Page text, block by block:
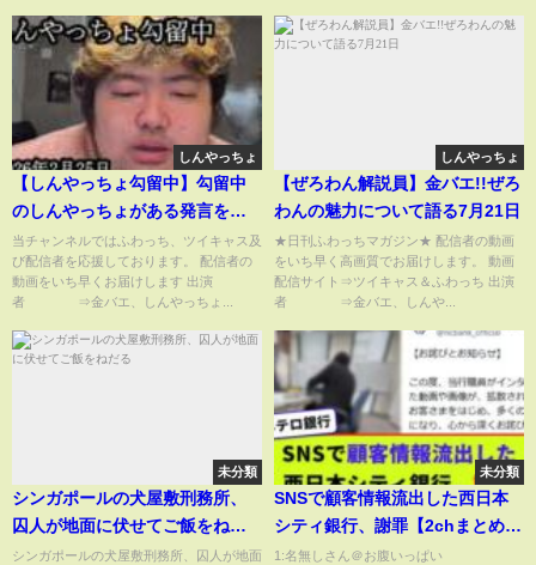
しんやっちょ
【しんやっちょ勾留中】勾留中
のしんやっちょがある発言をし
ました【ぱるぱる】
当チャンネルではふわっち、ツイキャス及
び配信者を応援しております。 配信者の
動画をいち早くお届けします 出演
者 ⇒金バエ、しんやっちょ...
しんやっちょ
【ぜろわん解説員】金バエ!!ぜろ
わんの魅力について語る7月21日
★日刊ふわっちマガジン★ 配信者の動画
をいち早く高画質でお届けします。 動画
配信サイト⇒ツイキャス＆ふわっち 出演
者 ⇒金バエ、しんや...
未分類
シンガポールの犬屋敷刑務所、
囚人が地面に伏せてご飯をねだ
る
シンガポールの犬屋敷刑務所、囚人が地面
未分類
SNSで顧客情報流出した西日本
シティ銀行、謝罪【2chまとめ】
【2chスレ】【5chスレ】
1:名無しさん＠お腹いっぱい